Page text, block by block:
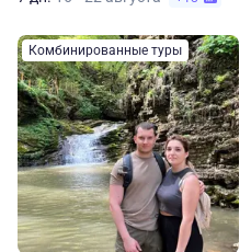
Комбинированные туры